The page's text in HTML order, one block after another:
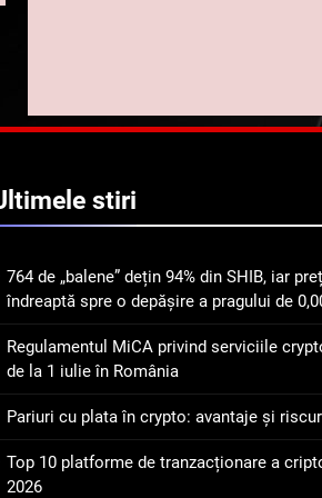
trasabilitatea
îndreaptă spre
dolari
2
Regulamentul
privind
obligatoriu de
Pariuri cu plata
avantaje și
stiri
764 de „balene” dețin 94% din SHIB, iar
îndreaptă spre o depășire a pragului de
Regulamentul MiCA privind serviciile
de la 1 iulie în România
Pariuri cu plata în crypto: avantaje și
Top 10 platforme de tranzacționare a
2026